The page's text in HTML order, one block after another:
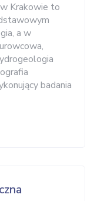
Krakowie to
a w
badania